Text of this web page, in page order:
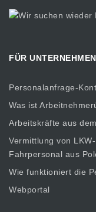
FÜR UNTERNEHMEN
Personalanfrage-
Was ist
Arbeitskräfte aus
Vermittlung von
Fahrpersonal aus
Wie funktioniert die
Webportal